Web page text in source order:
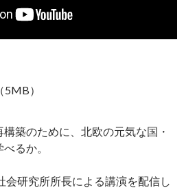
5MB）
築のために、北欧の元気な国・
るか。
会研究所所長による講演を配信し